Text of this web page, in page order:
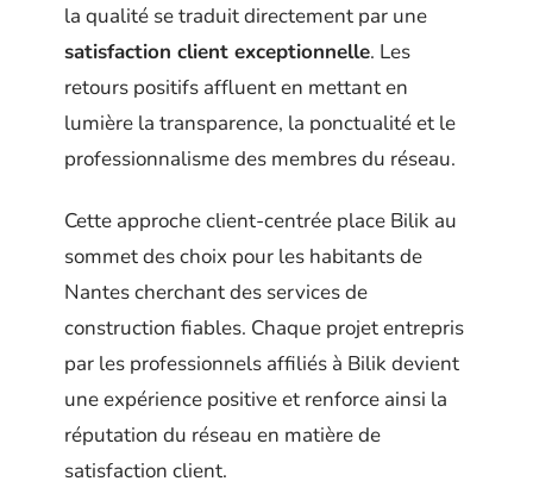
la qualité se traduit directement par une
satisfaction client exceptionnelle. Les
retours positifs affluent en mettant en
lumière la transparence, la ponctualité et le
professionnalisme des membres du réseau.
Cette approche client-centrée place Bilik au
sommet des choix pour les habitants de
Nantes cherchant des services de
construction fiables. Chaque projet entrepris
par les professionnels affiliés à Bilik devient
une expérience positive et renforce ainsi la
réputation du réseau en matière de
satisfaction client.